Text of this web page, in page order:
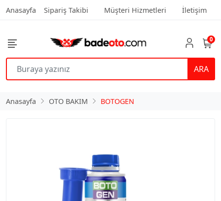
Anasayfa Sipariş Takibi Müşteri Hizmetleri İletişim
ARA
0
Anasayfa OTO BAKIM BOTOGEN